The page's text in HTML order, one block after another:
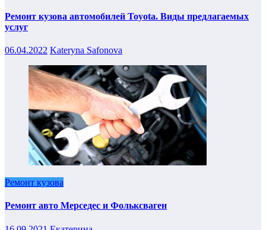
Ремонт кузова автомобилей Toyota. Виды предлагаемых
услуг
06.04.2022 Kateryna Safonova
Ремонт кузова
Ремонт авто Мерседес и Фольксваген